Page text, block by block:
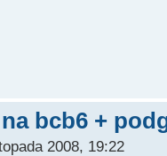
bcb6 +
2008, 19:22